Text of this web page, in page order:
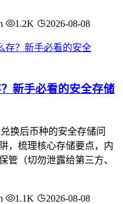
1.2K 2026-08-08
新手必看的安全存储
换后币种的安全存储问
，梳理核心存储要点，内
管（切勿泄露给第三方、
1.1K 2026-08-08